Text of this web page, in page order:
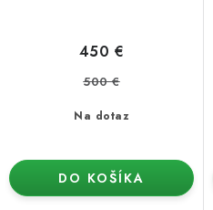
Na dotaz
450 €
500 €
DO KOŠÍKA